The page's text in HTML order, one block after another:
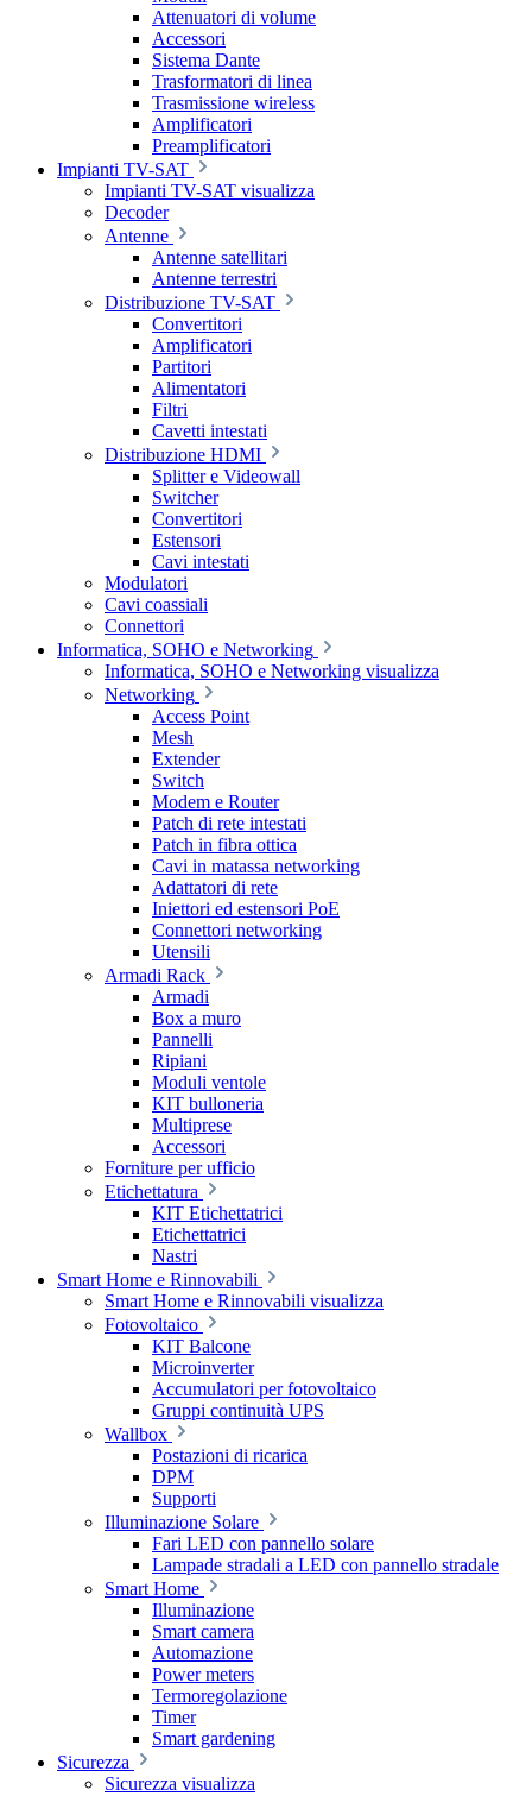
Attenuatori di volume
Accessori
Sistema Dante
Trasformatori di linea
Trasmissione wireless
Amplificatori
Preamplificatori
Impianti TV-SAT
Impianti TV-SAT visualizza
Decoder
Antenne
Antenne satellitari
Antenne terrestri
Distribuzione TV-SAT
Convertitori
Amplificatori
Partitori
Alimentatori
Filtri
Cavetti intestati
Distribuzione HDMI
Splitter e Videowall
Switcher
Convertitori
Estensori
Cavi intestati
Modulatori
Cavi coassiali
Connettori
Informatica, SOHO e Networking
Informatica, SOHO e Networking visualizza
Networking
Access Point
Mesh
Extender
Switch
Modem e Router
Patch di rete intestati
Patch in fibra ottica
Cavi in matassa networking
Adattatori di rete
Iniettori ed estensori PoE
Connettori networking
Utensili
Armadi Rack
Armadi
Box a muro
Pannelli
Ripiani
Moduli ventole
KIT bulloneria
Multiprese
Accessori
Forniture per ufficio
Etichettatura
KIT Etichettatrici
Etichettatrici
Nastri
Smart Home e Rinnovabili
Smart Home e Rinnovabili visualizza
Fotovoltaico
KIT Balcone
Microinverter
Accumulatori per fotovoltaico
Gruppi continuità UPS
Wallbox
Postazioni di ricarica
DPM
Supporti
Illuminazione Solare
Fari LED con pannello solare
Lampade stradali a LED con pannello stradale
Smart Home
Illuminazione
Smart camera
Automazione
Power meters
Termoregolazione
Timer
Smart gardening
Sicurezza
Sicurezza visualizza